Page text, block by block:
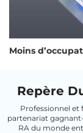
Moins
Repère
Professionnel et
partenariat
RA du monde